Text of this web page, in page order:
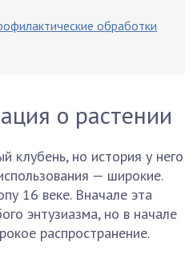
обработки
о растении
клубень, но история у него
— широкие.
16 веке. Вначале эта
энтузиазма, но в начале
распространение.